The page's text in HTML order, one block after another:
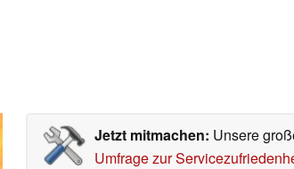
Jetzt mitmachen: Unsere
Umfrage zur